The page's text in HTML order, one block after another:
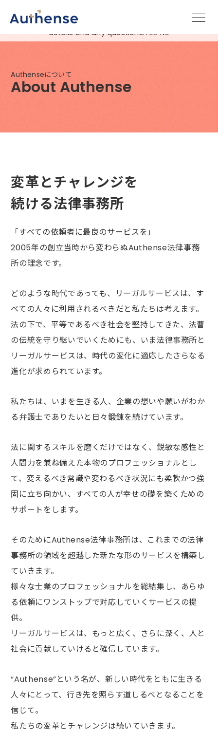
Authenseについて
About Authense
変革とチャレンジを
続ける法律事務所
「すべての依頼者に最良のサービスを」
2005年の創立当時から変わらぬAuthense法律事務
所の理念です。
どのような時代であっても、リーガルサービスは、 す
べての人々に利用されるべきだと私たちは考えます。
法の下で、平等であるべき社会を堅持してきた、 法曹
の伝統を守り継いでいくためにも、 いま法律事務所と
リーガルサービスは、 時代の変化に適応したさらなる
進化が求められています。
私たちは、いまを生きる人、 企業の想いや願いがわか
る弁護士でありたいと日々鍛錬を続けています。
法に関するスキルを磨くだけではなく、 鋭敏な感性と
人間力を兼ね備えた本物のプロフェッショナルとし
て、 変えるべき常識や変わるべき状況にも柔軟かつ強
固に立ち向かい、 すべての人が幸せの礎を築くための
サポートをします。
そのためにAuthense法律事務所は、 これまでの法律
事務所の領域を超越した新たな形のサービスを構築し
ていきます。
様々な士業のプロフェッショナルを総結集し、 あらゆ
る依頼にワンストップで対応していくサービスの提
供。
リーガルサービスは、もっと広く、さらに深く、 人と
社会に貢献していけると確信しています。
“Authense”という名が、新しい時代をともに生きる
人々にとって、 行き先を照らす道しるべとなることを
信じて。
私たちの変革とチャレンジは続いていきます。
May we use cookies to track your activities? We take your
privacy very seriously. Please see our privacy policy for
details and any questions.Yes No